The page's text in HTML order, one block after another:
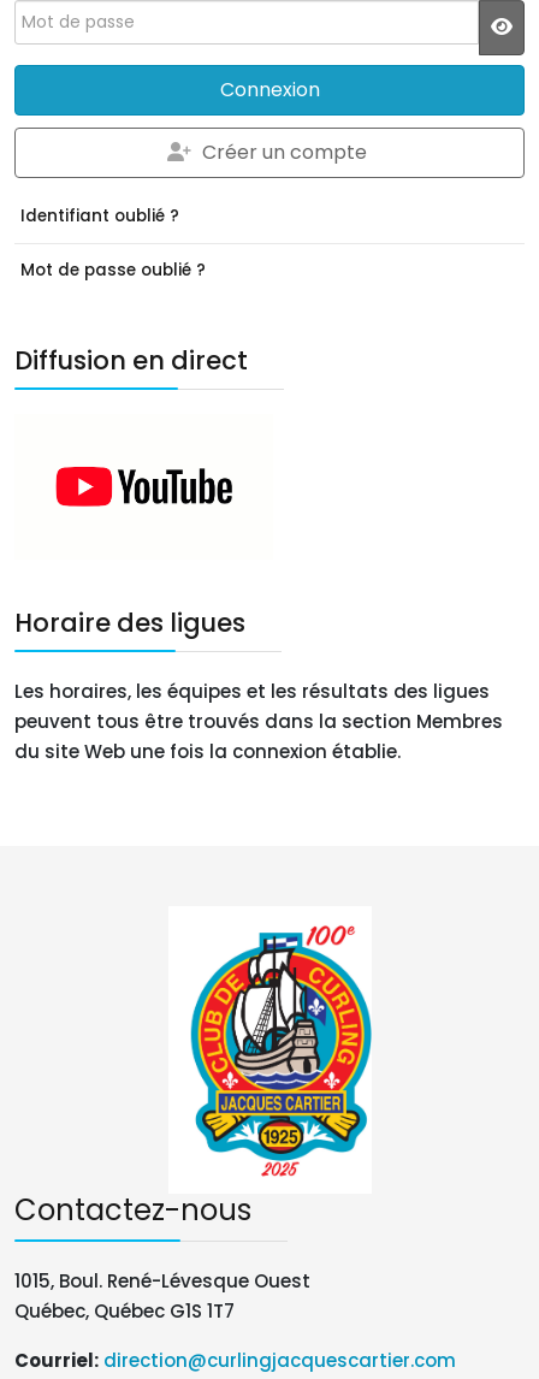
Mot de passe
Connexion
Créer un compte
Identifiant oublié ?
Mot de passe oublié ?
Diffusion en direct
Horaire des ligues
Les horaires, les équipes et les résultats des ligues
peuvent tous être trouvés dans la section Membres
du site Web une fois la connexion établie.
Contactez-nous
1015, Boul. René-Lévesque Ouest
Québec, Québec G1S 1T7
Courriel: direction@curlingjacquescartier.com